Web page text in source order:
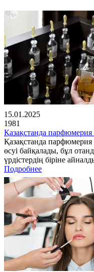
15.01.2025
1981
Қазақстанда парфюмерия
Қазақстанда парфюмерия
өсуі байқалады, бұл
үрдістердің біріне
Подробнее